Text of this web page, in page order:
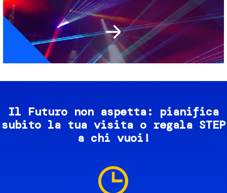
Il Futuro non aspetta: pianifica
subito la tua visita o regala STEP
a chi vuoi!